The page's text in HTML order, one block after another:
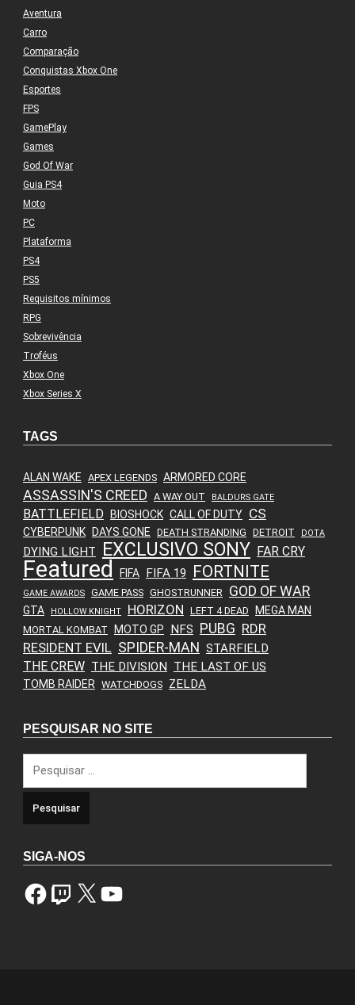
Aventura
Carro
Comparação
Conquistas Xbox One
Esportes
FPS
GamePlay
Games
God Of War
Guia PS4
Moto
PC
Plataforma
PS4
PS5
Requisitos mínimos
RPG
Sobrevivência
Troféus
Xbox One
Xbox Series X
TAGS
ALAN WAKE APEX LEGENDS ARMORED CORE
ASSASSIN'S CREED A WAY OUT BALDURS GATE
BATTLEFIELD BIOSHOCK CALL OF DUTY CS
CYBERPUNK DAYS GONE DEATH STRANDING DETROIT DOTA
DYING LIGHT EXCLUSIVO SONY FAR CRY
Featured FIFA FIFA 19 FORTNITE
GAME AWARDS GAME PASS GHOSTRUNNER GOD OF WAR
GTA HOLLOW KNIGHT HORIZON LEFT 4 DEAD MEGA MAN
MORTAL KOMBAT MOTO GP NFS PUBG RDR
RESIDENT EVIL SPIDER-MAN STARFIELD
THE CREW THE DIVISION THE LAST OF US
TOMB RAIDER WATCHDOGS ZELDA
PESQUISAR NO SITE
por:
SIGA-NOS
FacebookTwitch X YouTube